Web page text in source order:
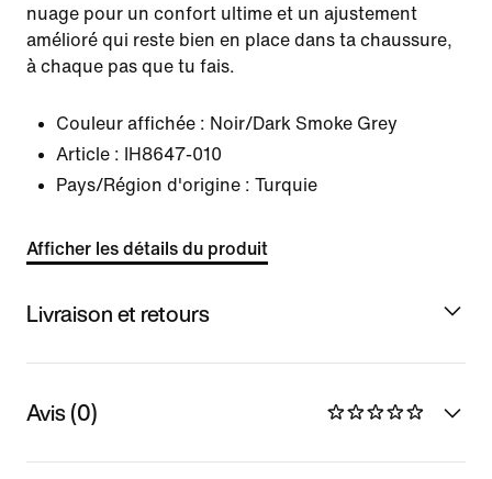
nuage pour un confort ultime et un ajustement
amélioré qui reste bien en place dans ta chaussure,
à chaque pas que tu fais.
Couleur affichée : Noir/Dark Smoke Grey
Article :
IH8647-010
Pays/Région d'origine : Turquie
Afficher les détails du produit
Livraison et retours
Avis (0)